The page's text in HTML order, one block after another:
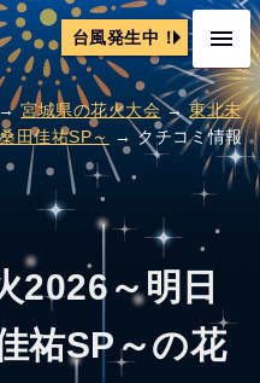
台風発生中！
→宮城県の花火大会→東北未
田佳祐SP～
→ クチコミ情報
2026～明日
祐SP～の花